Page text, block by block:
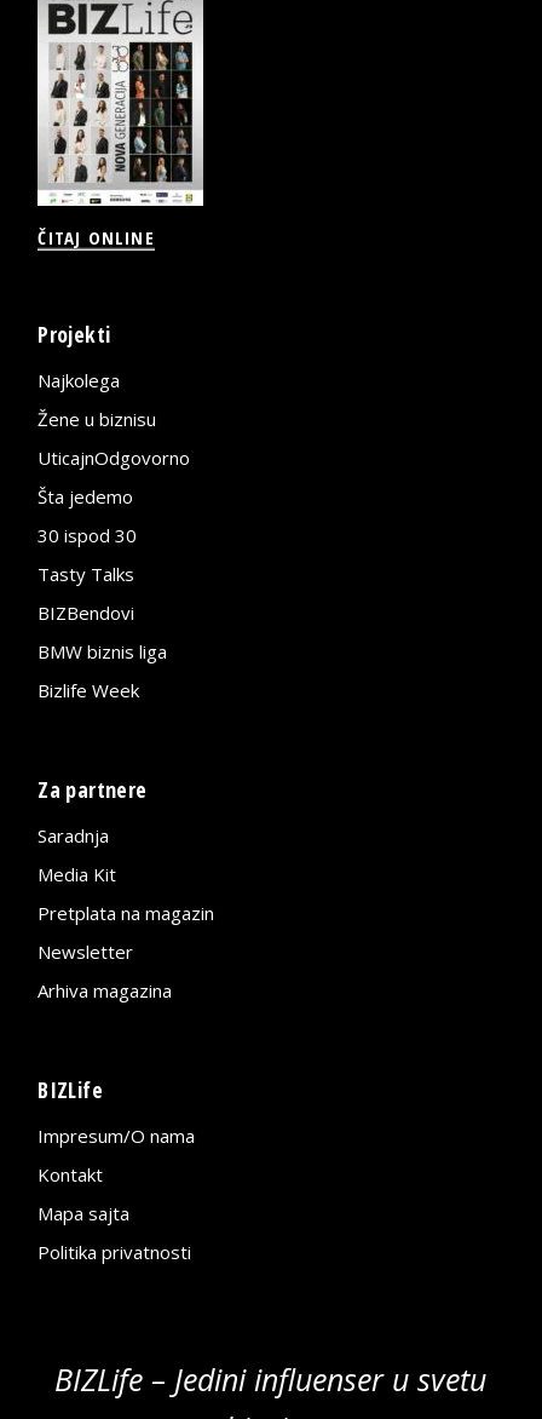
ČITAJ ONLINE
Projekti
Najkolega
Žene u biznisu
UticajnOdgovorno
Šta jedemo
30 ispod 30
Tasty Talks
BIZBendovi
BMW biznis liga
Bizlife Week
Za partnere
Saradnja
Media Kit
Pretplata na magazin
Newsletter
Arhiva magazina
BIZLife
Impresum/O nama
Kontakt
Mapa sajta
Politika privatnosti
BIZLife – Jedini influenser u svetu